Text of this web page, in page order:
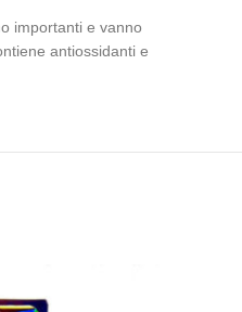
importanti e vanno
antiossidanti e